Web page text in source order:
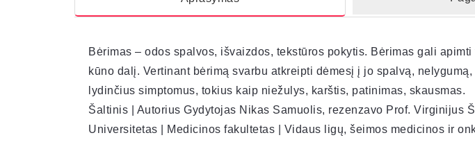
Bėrimas – odos spalvos, išvaizdos, tekstūros pokytis. Bėrimas gali
kūno dalį. Vertinant bėrimą svarbu atkreipti dėmesį į jo spalvą,
lydinčius simptomus, tokius kaip niežulys, karštis, patinimas, skausmas.
Šaltinis | Autorius Gydytojas Nikas Samuolis, rezenzavo Prof. Virginijus
Universitetas | Medicinos fakultetas | Vidaus ligų, šeimos medicinos ir